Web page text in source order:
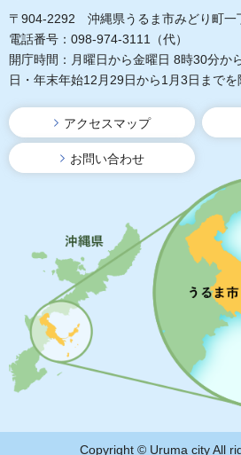
〒904-2292 沖縄県うるま市みどり町一
電話番号：098-974-3111（代）
開庁時間：月曜日から金曜日 8時30分か
日・年末年始12月29日から1月3日までを
アクセスマップ
お問い合わせ
Copyright © Uruma city All